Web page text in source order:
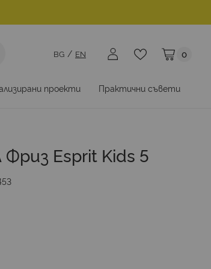
Моята
0
BG EN
проекти Практични съвети
Esprit Kids 5